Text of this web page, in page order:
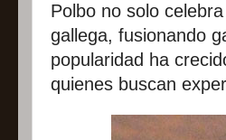
Polbo no solo
gallega, fusionando
popularidad ha
quienes buscan